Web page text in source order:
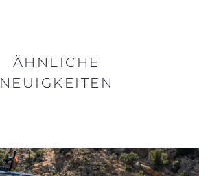
ÄHNLICHE
NEUIGKEITEN